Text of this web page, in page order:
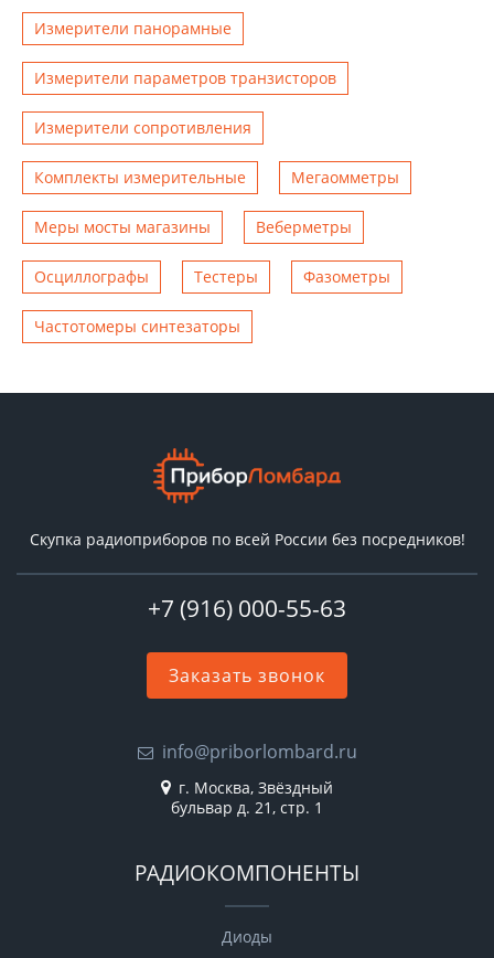
Измерители панорамные
Измерители параметров транзисторов
Измерители сопротивления
Комплекты измерительные Мегаомметры
Меры мосты магазины Веберметры
Осциллографы Тестеры Фазометры
Чаcтотомеры синтезаторы
Скупка радиоприборов по всей России без посредников!
+7 (916) 000-55-63
Заказать звонок
info@priborlombard.ru
г. Москва, Звёздный
бульвар д. 21, стр. 1
РАДИОКОМПОНЕНТЫ
Диоды